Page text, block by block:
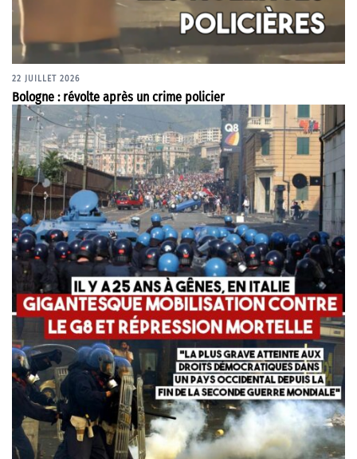
22 JUILLET 2026
Bologne : révolte après un crime policier